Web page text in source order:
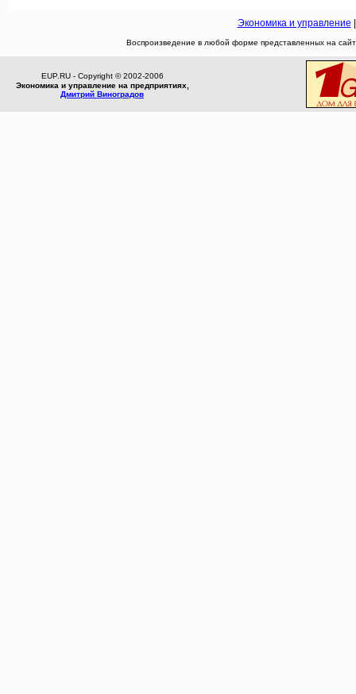
Экономика и управление
Воспроизведение в любой форме представленных на
EUP.RU - Copyright © 2002-2006
Экономика и управление на предприятиях,
Дмитрий Виноградов